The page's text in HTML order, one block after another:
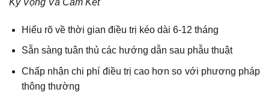
Kỳ Vọng Và Cam Kết
Hiểu rõ về thời gian điều trị kéo dài 6-12 tháng
Sẵn sàng tuân thủ các hướng dẫn sau phẫu thuật
Chấp nhận chi phí điều trị cao hơn so với phương pháp
thông thường